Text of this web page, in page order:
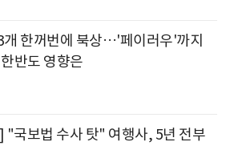
개 한꺼번에 북상…'페이러우'까지
반도 영향은
"국보법 수사 탓" 여행사, 5년 전부